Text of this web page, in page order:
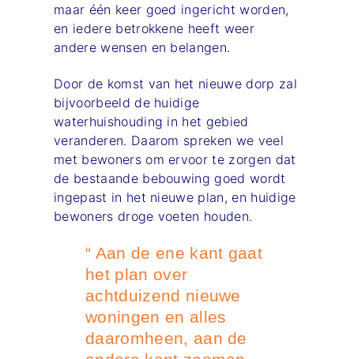
maar één keer goed ingericht worden,
en iedere betrokkene heeft weer
andere wensen en belangen.
Door de komst van het nieuwe dorp zal
bijvoorbeeld de huidige
waterhuishouding in het gebied
veranderen. Daarom spreken we veel
met bewoners om ervoor te zorgen dat
de bestaande bebouwing goed wordt
ingepast in het nieuwe plan, en huidige
bewoners droge voeten houden.
“ Aan de ene kant gaat
het plan over
achtduizend nieuwe
woningen en alles
daaromheen, aan de